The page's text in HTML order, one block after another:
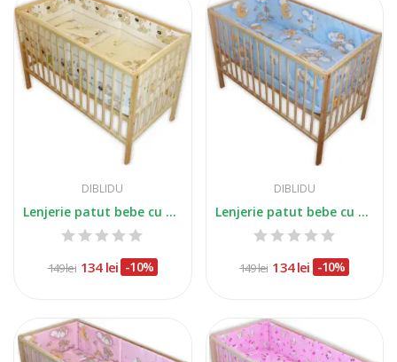
DIBLIDU
Lenjerie patut bebe cu 5 piese catelusi
149 lei 134 lei -10%
DIBLIDU
Lenjerie patut bebe cu 5 piese ursuletu...
149 lei 134 lei -10%